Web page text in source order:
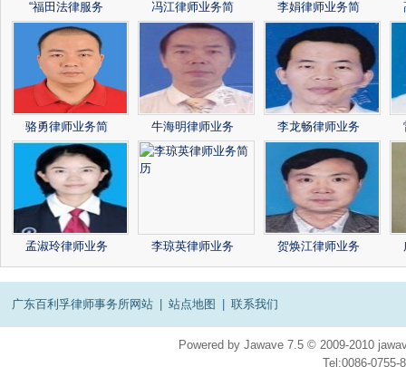
“福田法律服务 冯江律师业务简 李娟律师业务简
骆勇律师业务简 牛海明律师业务 李龙畅律师业务
孟淑玲律师业务 李琼英律师业务 贺焕江律师业务
广东百利孚律师事务所网站 站点地图 联系我们
Powered by Jawave 7.5 © 2009-2010
Tel:0086-